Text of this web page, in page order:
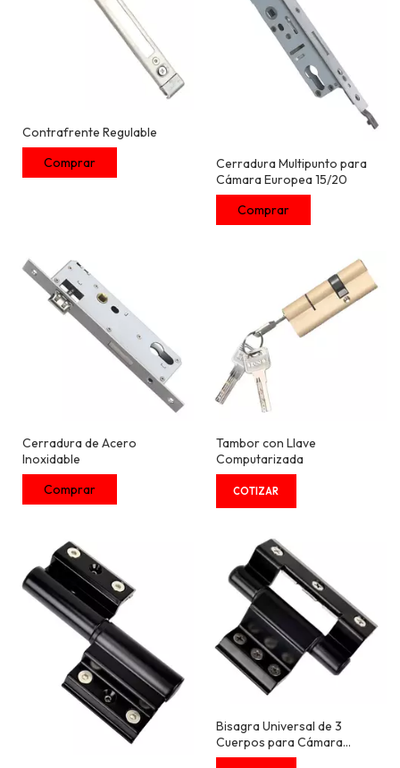
Contrafrente Regulable
Cerradura Multipunto para
Cámara Europea 15/20
Cerradura de Acero
Inoxidable
Tambor con Llave
Computarizada
Bisagra Universal de 3
Cuerpos para Cámara
Europea 15/20